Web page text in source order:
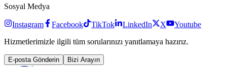
Sosyal Medya
Instagram Facebook TikTok LinkedIn X
Youtube
Hizmetlerimizle ilgili tüm sorularınızı yanıtlamaya hazırız.
E-posta Gönderin Bizi Arayın